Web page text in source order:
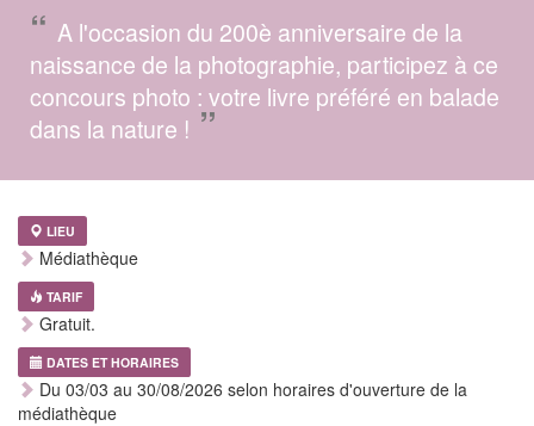
“ A l'occasion du 200è anniversaire de la
naissance de la photographie, participez à ce
concours photo : votre livre préféré en balade
dans la nature ! ”
LIEU
Médiathèque
TARIF
Gratuit.
DATES ET HORAIRES
Du 03/03 au 30/08/2026 selon horaires d'ouverture de la
médiathèque